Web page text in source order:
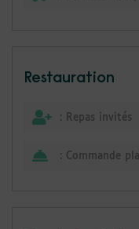
Restauration
: Repas invités
: Commande